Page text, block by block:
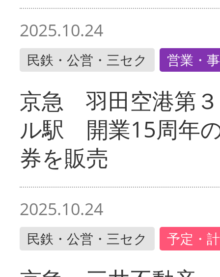
2025.10.24
民鉄・公営・三セク 営業・
京急 羽田空港第
ル駅 開業15周年
券を販売
2025.10.24
民鉄・公営・三セク 予定・